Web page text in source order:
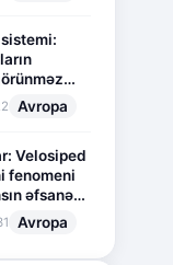
Avropa
Velosiped
fenomeni
əfsanəvi
Avropa